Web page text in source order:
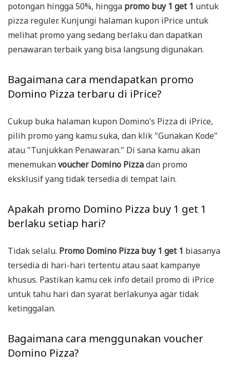
potongan hingga 50%, hingga promo buy 1 get 1 untuk
pizza reguler. Kunjungi halaman kupon iPrice untuk
melihat promo yang sedang berlaku dan dapatkan
penawaran terbaik yang bisa langsung digunakan.
Bagaimana cara mendapatkan promo
Domino Pizza terbaru di iPrice?
Cukup buka halaman kupon Domino’s Pizza di iPrice,
pilih promo yang kamu suka, dan klik "Gunakan Kode"
atau "Tunjukkan Penawaran." Di sana kamu akan
menemukanvoucher Domino Pizzadan promo
eksklusif yang tidak tersedia di tempat lain.
Apakah promo Domino Pizza buy 1 get 1
berlaku setiap hari?
Tidak selalu. Promo Domino Pizza buy 1 get 1 biasanya
tersedia di hari-hari tertentu atau saat kampanye
khusus. Pastikan kamu cek info detail promo di iPrice
untuk tahu hari dan syarat berlakunya agar tidak
ketinggalan.
Bagaimana cara menggunakan voucher
Domino Pizza?